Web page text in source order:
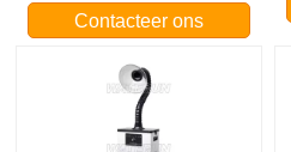
Contacteer ons